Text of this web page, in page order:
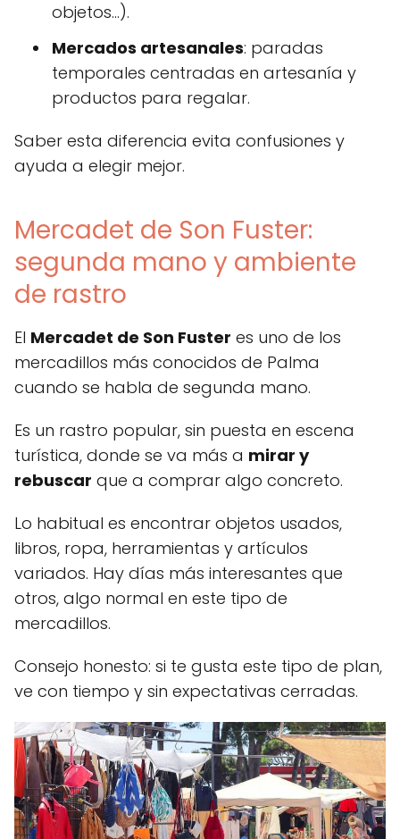
objetos…).
Mercados artesanales: paradas
temporales centradas en artesanía y
productos para regalar.
Saber esta diferencia evita confusiones y
ayuda a elegir mejor.
Mercadet de Son Fuster:
segunda mano y ambiente
de rastro
El Mercadet de Son Fuster es uno de los
mercadillos más conocidos de Palma
cuando se habla de segunda mano.
Es un rastro popular, sin puesta en escena
turística, donde se va más a mirar y
rebuscar que a comprar algo concreto.
Lo habitual es encontrar objetos usados,
libros, ropa, herramientas y artículos
variados. Hay días más interesantes que
otros, algo normal en este tipo de
mercadillos.
Consejo honesto: si te gusta este tipo de plan,
ve con tiempo y sin expectativas cerradas.